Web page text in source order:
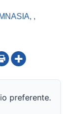
, ,
preferente.